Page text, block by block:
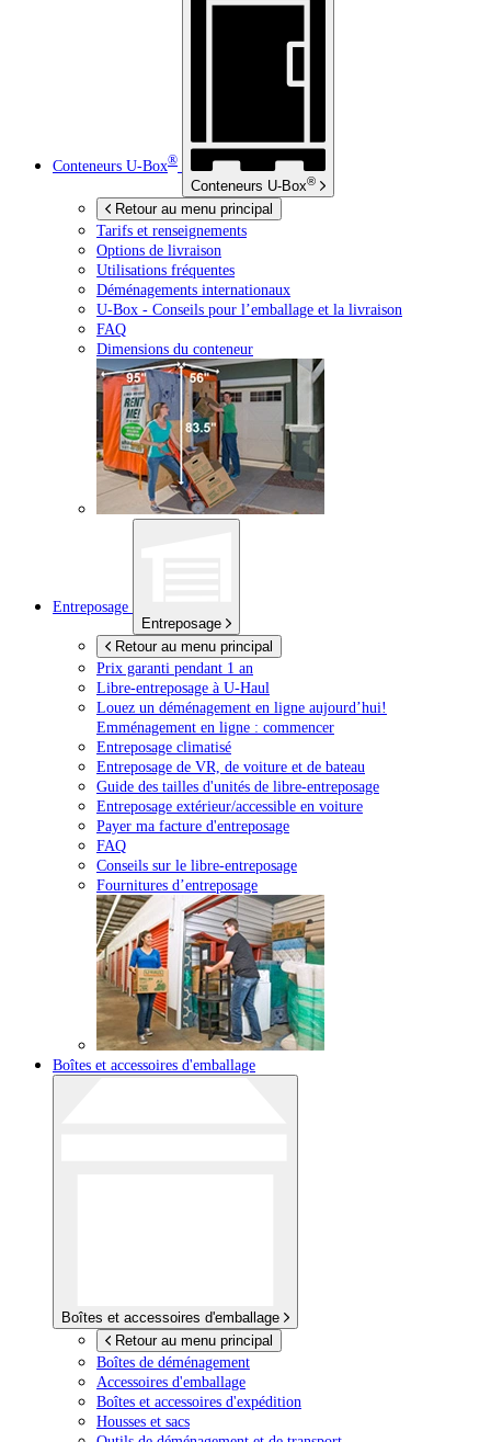
Conteneurs U-Box®
Conteneurs U-Box®
Retour au menu principal
Tarifs et renseignements
Options de livraison
Utilisations fréquentes
Déménagements internationaux
U-Box - Conseils pour l’emballage et la livraison
FAQ
Dimensions du conteneur
Entreposage
Entreposage
Retour au menu principal
Prix garanti pendant 1 an
Libre-entreposage à U-Haul
Louez un déménagement en ligne aujourd’hui!
Emménagement en ligne : commencer
Entreposage climatisé
Entreposage de VR, de voiture et de bateau
Guide des tailles d'unités de libre-entreposage
Entreposage extérieur/accessible en voiture
Payer ma facture d'entreposage
FAQ
Conseils sur le libre-entreposage
Fournitures d’entreposage
Boîtes et accessoires d'emballage
Boîtes et accessoires d'emballage
Retour au menu principal
Boîtes de déménagement
Accessoires d'emballage
Boîtes et accessoires d'expédition
Housses et sacs